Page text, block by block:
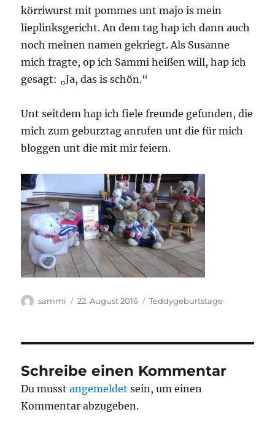
körriwurst mit pommes unt majo is mein
lieplinksgericht. An dem tag hap ich dann auch
noch meinen namen gekriegt. Als Susanne
mich fragte, op ich Sammi heißen will, hap ich
gesagt: „Ja, das is schön.“
Unt seitdem hap ich fiele freunde gefunden, die
mich zum geburztag anrufen unt die für mich
bloggen unt die mit mir feiern.
Autor
sammi
Veröffentlicht
22. August 2016 Kategorien
Teddygeburtstage
Schreibe einen Kommentar
Du musstangemeldet sein, um einen
Kommentar abzugeben.